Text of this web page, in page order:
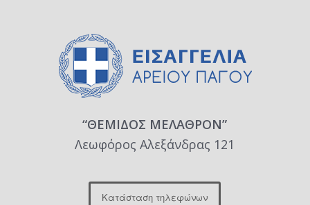
“ΘΕΜΙΔΟΣ ΜΕΛΑΘΡΟΝ”
Λεωφόρος Αλεξάνδρας 121
Κατάσταση τηλεφώνων